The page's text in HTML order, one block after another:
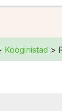
Köögiriistad